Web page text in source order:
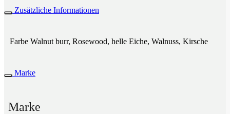
Zusätzliche Informationen
Farbe Walnut burr, Rosewood, helle Eiche, Walnuss, Kirsche
Marke
Marke